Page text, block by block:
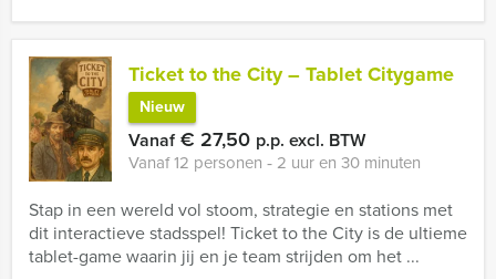
Ticket to the City – Tablet Citygame
Nieuw
Vanaf€ 27,50 p.p. excl. BTW
Vanaf 12 personen ‐ 2 uur en 30 minuten
Stap in een wereld vol stoom, strategie en stations met
dit interactieve stadsspel! Ticket to the City is de ultieme
tablet-game waarin jij en je team strijden om het ...